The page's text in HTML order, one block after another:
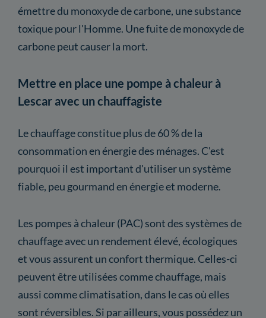
émettre du monoxyde de carbone, une substance
toxique pour l'Homme. Une fuite de monoxyde de
carbone peut causer la mort.
Mettre en place une pompe à chaleur à
Lescar avec un chauffagiste
Le chauffage constitue plus de 60 % de la
consommation en énergie des ménages. C'est
pourquoi il est important d'utiliser un système
fiable, peu gourmand en énergie et moderne.
Les pompes à chaleur (PAC) sont des systèmes de
chauffage avec un rendement élevé, écologiques
et vous assurent un confort thermique. Celles-ci
peuvent être utilisées comme chauffage, mais
aussi comme climatisation, dans le cas où elles
sont réversibles. Si par ailleurs, vous possédez un